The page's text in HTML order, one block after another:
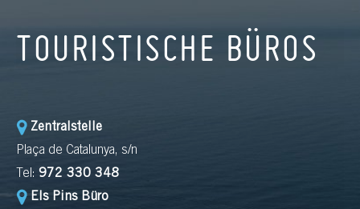
TOURISTISCHE BÜROS
Zentralstelle
Plaça de Catalunya, s/n
Tel: 972 330 348
Els Pins Büro